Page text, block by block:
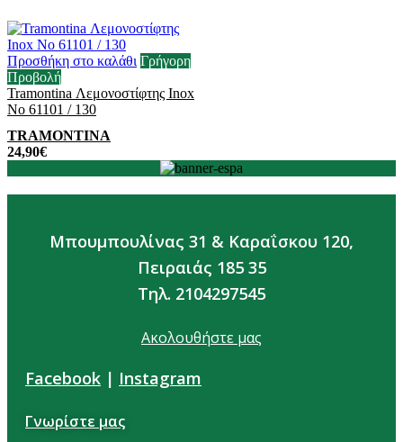
Προσθήκη στο καλάθι Γρήγορη
Προβολή
Tramontina Λεμονοστίφτης Inox
No 61101 / 130
TRAMONTINA
24,90€
Μπουμπουλίνας 31 & Καραΐσκου 120,
Πειραιάς 185 35
Τηλ. 2104297545
Ακολουθήστε μας
Facebook | Instagram
Γνωρίστε μας